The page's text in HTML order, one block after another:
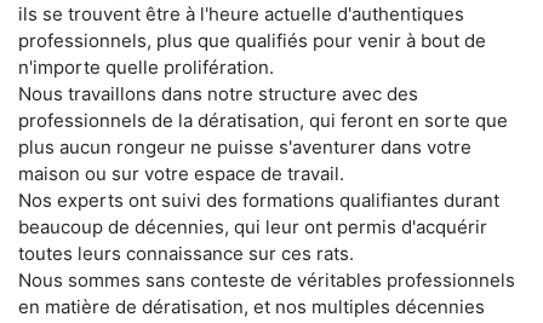
ils se trouvent être à l'heure actuelle d'authentiques
professionnels, plus que qualifiés pour venir à bout de
n'importe quelle prolifération.
Nous travaillons dans notre structure avec des
professionnels de la dératisation, qui feront en sorte que
plus aucun rongeur ne puisse s'aventurer dans votre
maison ou sur votre espace de travail.
Nos experts ont suivi des formations qualifiantes durant
beaucoup de décennies, qui leur ont permis d'acquérir
toutes leurs connaissance sur ces rats.
Nous sommes sans conteste de véritables professionnels
en matière de dératisation, et nos multiples décennies